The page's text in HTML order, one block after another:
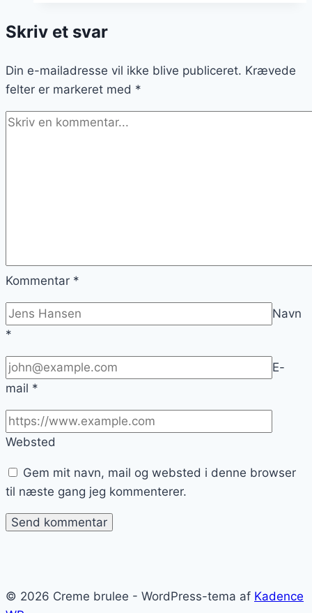
opskrift
Skriv et svar
Din e-mailadresse vil ikke blive publiceret. Krævede
felter er markeret med *
Kommentar *
Navn
*
E-
mail *
Websted
Gem mit navn, mail og websted i denne browser
til næste gang jeg kommenterer.
© 2026 Creme brulee - WordPress-tema af Kadence